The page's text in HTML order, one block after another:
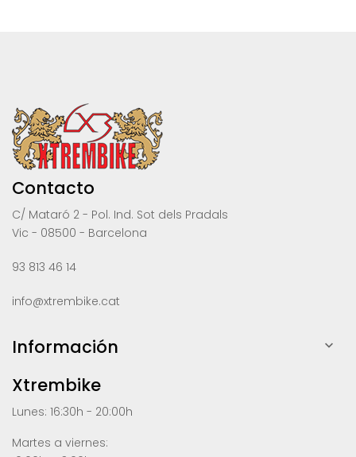
Contacto
C/ Mataró 2 - Pol. Ind. Sot dels Pradals
Vic - 08500 - Barcelona
93 813 46 14
info@xtrembike.cat
Información 
Xtrembike
Lunes: 16:30h - 20:00h
Martes a viernes: